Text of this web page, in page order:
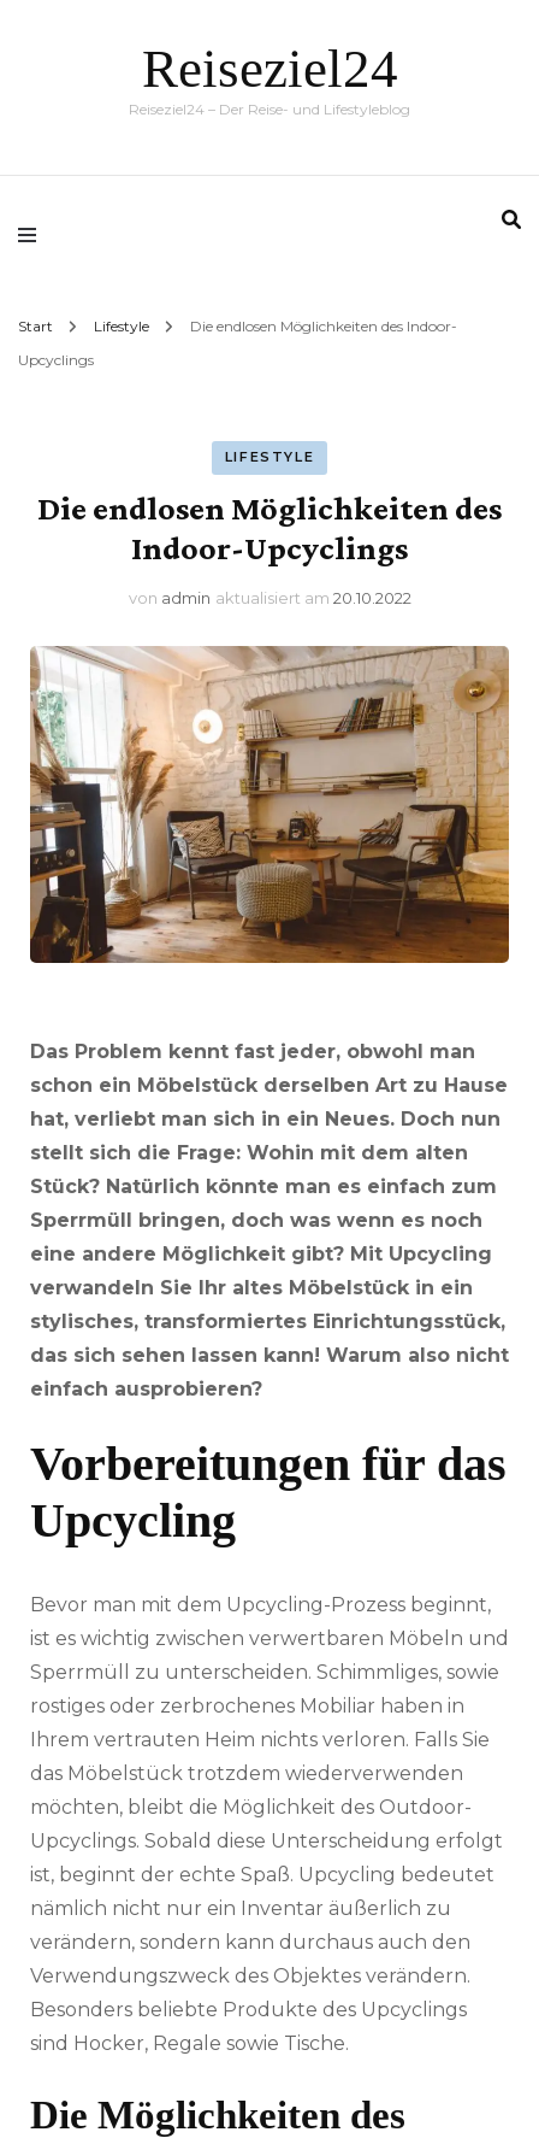
Reiseziel24
Reiseziel24 – Der Reise- und Lifestyleblog
Start Lifestyle
Die endlosen Möglichkeiten des Indoor-
Upcyclings
LIFESTYLE
Die endlosen Möglichkeiten des
Indoor-Upcyclings
von admin aktualisiert am 20.10.2022
Das Problem kennt fast jeder, obwohl man
schon ein Möbelstück derselben Art zu Hause
hat, verliebt man sich in ein Neues. Doch nun
stellt sich die Frage: Wohin mit dem alten
Stück? Natürlich könnte man es einfach zum
Sperrmüll bringen, doch was wenn es noch
eine andere Möglichkeit gibt? Mit Upcycling
verwandeln Sie Ihr altes Möbelstück in ein
stylisches, transformiertes Einrichtungsstück,
das sich sehen lassen kann! Warum also nicht
einfach ausprobieren?
Vorbereitungen für das
Upcycling
Bevor man mit dem Upcycling-Prozess beginnt,
ist es wichtig zwischen verwertbaren Möbeln und
Sperrmüll zu unterscheiden. Schimmliges, sowie
rostiges oder zerbrochenes Mobiliar haben in
Ihrem vertrauten Heim nichts verloren. Falls Sie
das Möbelstück trotzdem wiederverwenden
möchten, bleibt die Möglichkeit des Outdoor-
Upcyclings. Sobald diese Unterscheidung erfolgt
ist, beginnt der echte Spaß. Upcycling bedeutet
nämlich nicht nur ein Inventar äußerlich zu
verändern, sondern kann durchaus auch den
Verwendungszweck des Objektes verändern.
Besonders beliebte Produkte des Upcyclings
sind Hocker, Regale sowie Tische.
Die Möglichkeiten des